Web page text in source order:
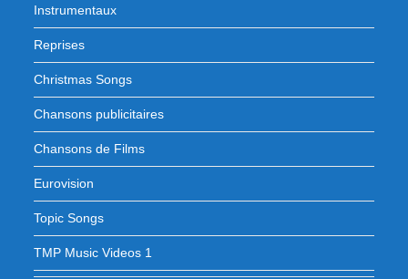
Instrumentaux
Reprises
Christmas Songs
Chansons publicitaires
Chansons de Films
Eurovision
Topic Songs
TMP Music Videos 1